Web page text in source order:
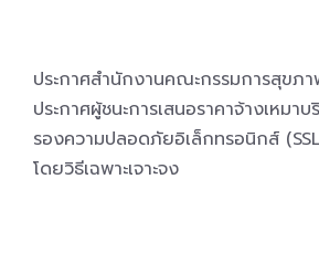
ประกาศสำนักงานคณะกรรมการสุขภ
ประกาศผู้ชนะการเสนอราคาจ้างเหมา
รองความปลอดภัยอิเล็กทรอนิกส์
โดยวิธีเฉพาะเจาะจง